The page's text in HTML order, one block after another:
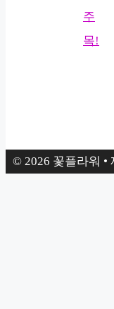
주
목!
© 2026 꽃플라워 •